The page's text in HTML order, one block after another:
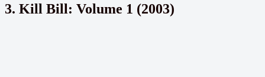
3. Kill Bill: Volume 1 (2003)